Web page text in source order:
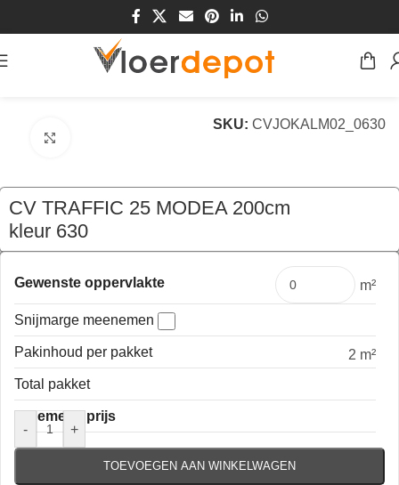
/Vloeren/Vinyl/cv vloerbedekking
SKU: CVJOKALM02_0630
CV TRAFFIC 25 MODEA 200cm
kleur 630
€51,80 per mtr
Gewenste oppervlakte m²
Snijmarge meenemen
Pakinhoud per pakket
2 m²
Total pakket
Algemene prijs
-
+
TOEVOEGEN AAN WINKELWAGEN